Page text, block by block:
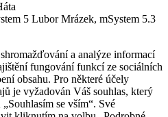
Lubor Mrázek, mSystem 5.3
a analýze informací
fungování funkcí ze sociálních
obsahu. Pro některé účely
je vyžadován Váš souhlas, který
se vším“. Své